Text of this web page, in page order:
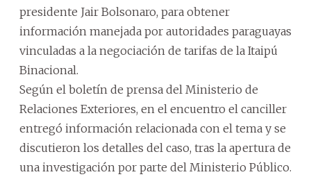
presidente Jair Bolsonaro, para obtener
información manejada por autoridades paraguayas
vinculadas a la negociación de tarifas de la Itaipú
Binacional.
Según el boletín de prensa del Ministerio de
Relaciones Exteriores, en el encuentro el canciller
entregó información relacionada con el tema y se
discutieron los detalles del caso, tras la apertura de
una investigación por parte del Ministerio Público.